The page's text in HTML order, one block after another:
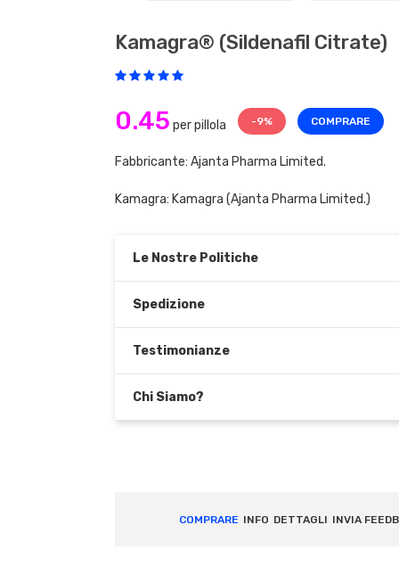
Kamagra® (sildenafil Citrate)
0.45 per pillola -9% COMPRARE
Fabbricante: Ajanta Pharma Limited.
Kamagra: Kamagra (Ajanta Pharma Limited.)
Le Nostre Politiche
Spedizione
Testimonianze
Chi Siamo?
COMPRARE INFO DETTAGLI INVIA